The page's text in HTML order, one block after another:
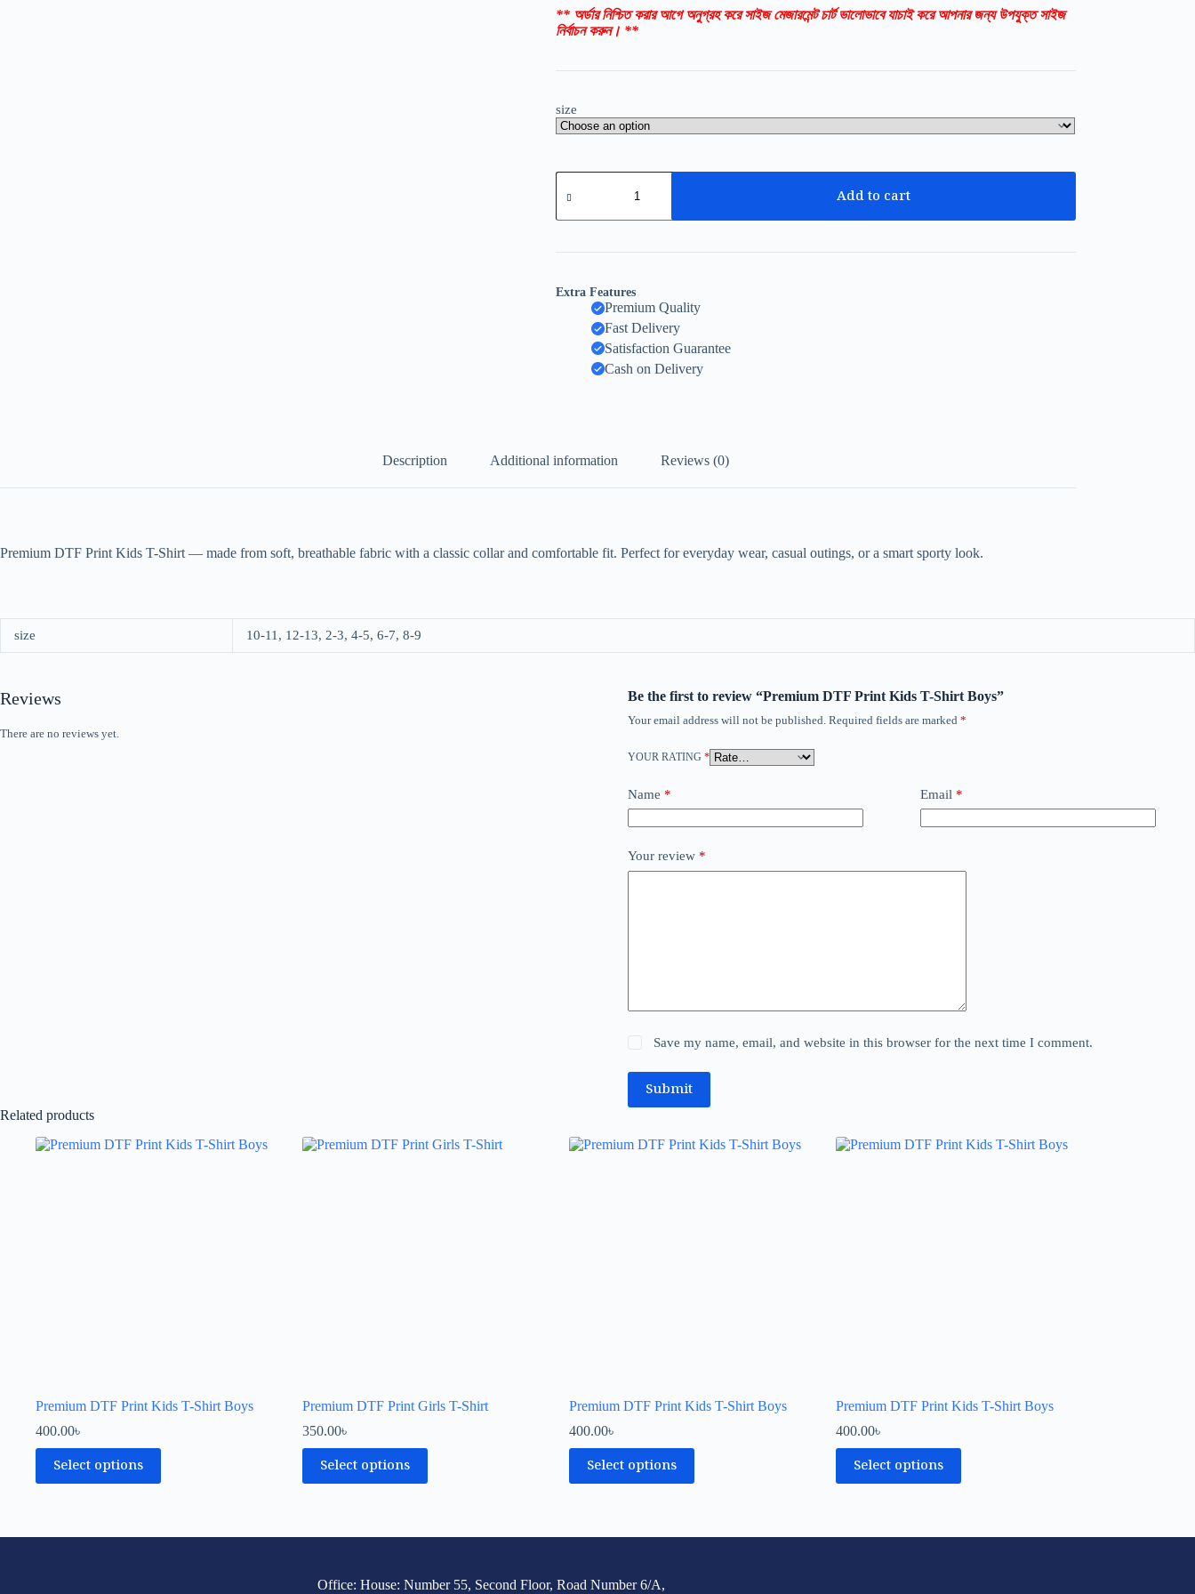
** অর্ডার নিশ্চিত করার আগে অনুগ্রহ করে সাইজ মেজারমেন্ট চার্ট ভালোভাবে যাচাই করে আপনার জন্য উপযুক্ত সাইজ
নির্বাচন করুন। **
size
Add to cart
Extra Features
Premium Quality
Fast Delivery
Satisfaction Guarantee
Cash on Delivery
Description Additional information Reviews (0)
Premium DTF Print Kids T-Shirt — made from soft, breathable fabric with a classic collar and comfortable fit. Perfect for everyday wear, casual outings, or a smart sporty look.
size 10-11, 12-13, 2-3, 4-5, 6-7, 8-9
Reviews
There are no reviews yet.
Be the first to review “Premium DTF Print Kids T-Shirt Boys”
Your email address will not be published. Required fields are marked *
YOUR RATING *
Name * Email *
Your review *
Save my name, email, and website in this browser for the next time I comment.
Submit
Related products
Premium DTF Print Kids T-Shirt Boys
400.00৳
Select options
Premium DTF Print Girls T-Shirt
350.00৳
Select options
Premium DTF Print Kids T-Shirt Boys
400.00৳
Select options
Premium DTF Print Kids T-Shirt Boys
400.00৳
Select options
Office: House: Number 55, Second Floor, Road Number 6/A,